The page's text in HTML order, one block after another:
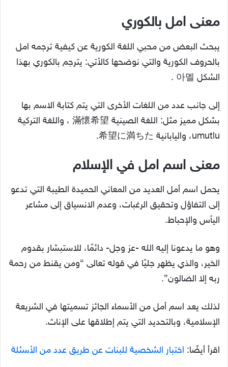
معنى امل بالكوري
يبحث البعض من محبي اللغة الكورية عن كيفية ترجمه امل
بالحروف الكورية والتي نوضحها كالأتي: يترجم بالكوري بهذا
الشكل 아멜 .
إلى جانب عدد من اللغات الأخرى التي يتم كتابة الاسم بها
بشكل مميز مثل: اللغة الصينية 滿懷希望 ، واللغة التركية
umutlu، واليابانية 希望に満ちた.
معنى اسم امل في الإسلام
يحمل اسم أمل العديد من المعاني الحميدة الطيبة التي تدعو
إلى التفاؤل وتحقيق الرغبات، وعدم الانسياق إلى مشاعر
اليأس والإحباط.
وهو ما يدعونا إليه الله -عز وجل- دائمًا، للاستبشار بقدوم
الخير، والذي يظهر جليًا في قوله تعالى “ومن يقنط من رحمة
ربه إلا الضالون”.
لذلك يعد اسم أمل من الأسماء الجائز تسميتها في الشريعة
الإسلامية، وبالتحديد التي يتم إطلاقها على الإناث.
اقرأ أيضًا: اختبار الشخصية للبنات عن طريق عدد من الأسئلة